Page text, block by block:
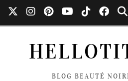
BLOG BEAUTÉ